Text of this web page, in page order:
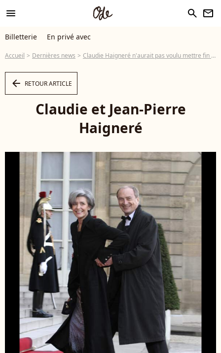
menu search newsletter
Billetterie En privé avec
Accueil Dernières news Claudie Haigneré n'aurait pas voulu mettre fin à ses jours...
arrow_left RETOUR ARTICLE
Claudie et Jean-Pierre
Haigneré